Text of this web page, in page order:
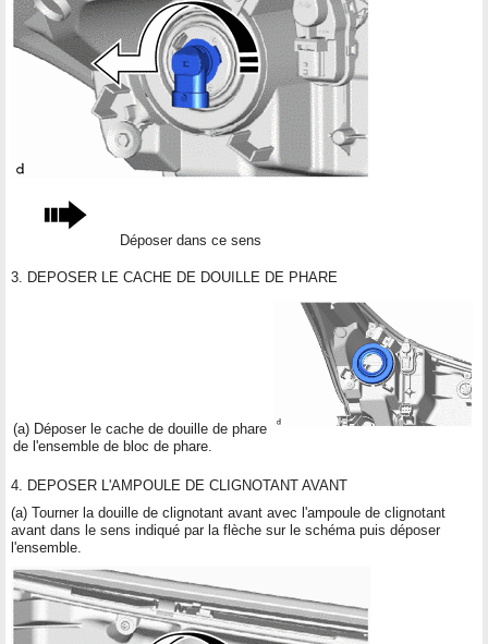
Déposer dans ce sens
3. DEPOSER LE CACHE DE DOUILLE DE PHARE
(a) Déposer le cache de douille de phare
de l'ensemble de bloc de phare.
4. DEPOSER L'AMPOULE DE CLIGNOTANT AVANT
(a) Tourner la douille de clignotant avant avec l'ampoule de clignotant
avant dans le sens indiqué par la flèche sur le schéma puis déposer
l'ensemble.